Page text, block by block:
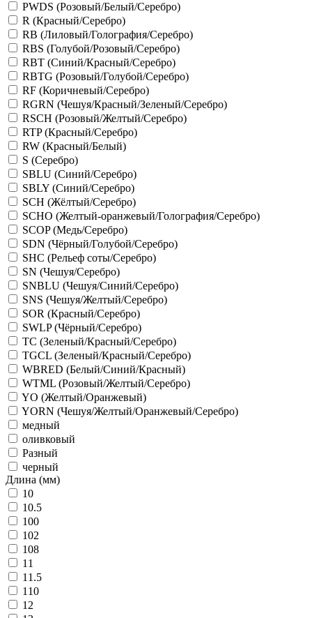
PWDS (Розовый/Белый/Серебро)
R (Красный/Серебро)
RB (Лиловый/Голография/Серебро)
RBS (Голубой/Розовый/Серебро)
RBT (Синий/Красный/Серебро)
RBTG (Розовый/Голубой/Серебро)
RF (Коричневый/Серебро)
RGRN (Чешуя/Красный/Зеленый/Серебро)
RSCH (Розовый/Желтый/Серебро)
RTP (Красный/Серебро)
RW (Красный/Белый)
S (Серебро)
SBLU (Синий/Серебро)
SBLY (Синий/Серебро)
SCH (Жёлтый/Серебро)
SCHO (Желтый-оранжевый/Голография/Серебро)
SCOP (Медь/Серебро)
SDN (Чёрный/Голубой/Серебро)
SHC (Рельеф соты/Серебро)
SN (Чешуя/Серебро)
SNBLU (Чешуя/Синий/Серебро)
SNS (Чешуя/Желтый/Серебро)
SOR (Красный/Серебро)
SWLP (Чёрный/Серебро)
TC (Зеленый/Красный/Серебро)
TGCL (Зеленый/Красный/Серебро)
WBRED (Белый/Синий/Красный)
WTML (Розовый/Желтый/Серебро)
YO (Желтый/Оранжевый)
YORN (Чешуя/Желтый/Оранжевый/Серебро)
медный
оливковый
Разный
черный
Длина (мм)
10
10.5
100
102
108
11
11.5
110
12